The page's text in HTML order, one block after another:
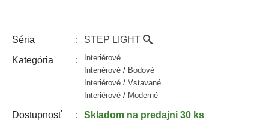
Séria STEP LIGHT
Kategória
Interiérové
Interiérové / Bodové
Interiérové / Vstavané
Interiérové / Moderné
Dostupnosť Skladomna predajni 30 ks